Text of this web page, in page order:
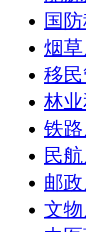
国
烟
移
林
铁
民
邮
文